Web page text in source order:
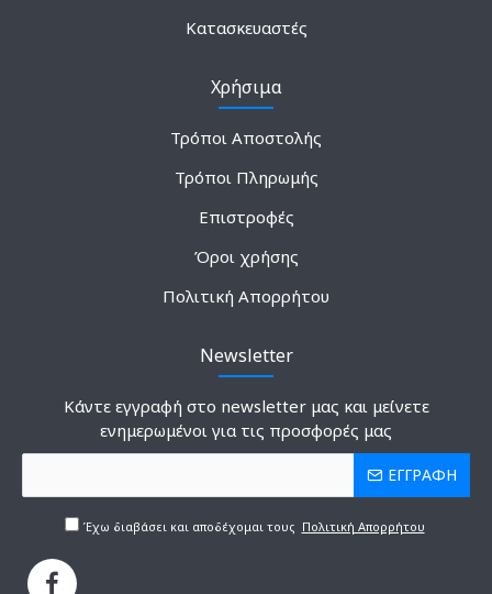
Κατασκευαστές
Χρήσιμα
Τρόποι Αποστολής
Τρόποι Πληρωμής
Επιστροφές
Όροι χρήσης
Πολιτική Απορρήτου
Newsletter
Κάντε εγγραφή στο newsletter μας και μείνετε
ενημερωμένοι για τις προσφορές μας
ΕΓΓΡΑΦΗ
Έχω διαβάσει και αποδέχομαι τους Πολιτική Απορρήτου